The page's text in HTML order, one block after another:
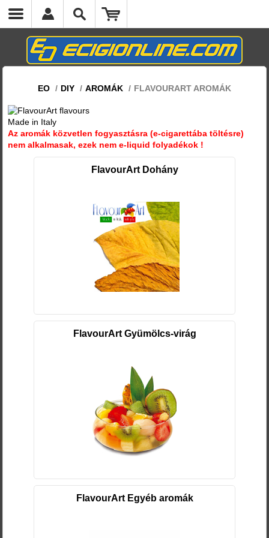
EO / DIY / AROMÁK / FLAVOURART AROMÁK
Made in Italy
Az aromák közvetlen fogyasztásra (e-cigarettába töltésre)
nem alkalmasak, ezek nem e-liquid folyadékok !
FlavourArt Dohány
FlavourArt Gyümölcs-virág
FlavourArt Egyéb aromák